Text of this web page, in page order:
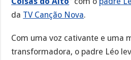
da TV Canção Nova.
Com uma voz cativante e uma
transformadora, o padre Léo